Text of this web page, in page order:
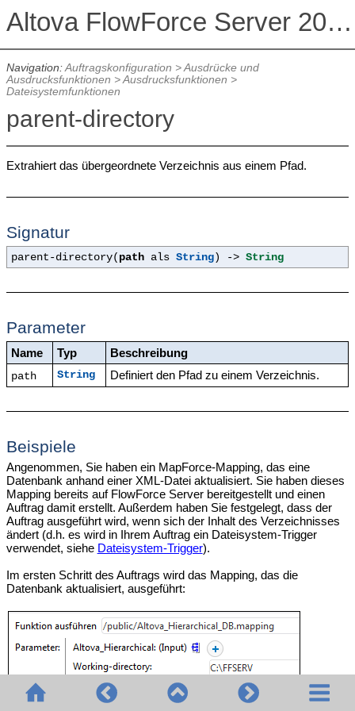
Altova FlowForce Server 2026 Advanced Edition
Navigation:Auftragskonfiguration >Ausdrücke und
Ausdrucksfunktionen >Ausdrucksfunktionen >
Dateisystemfunktionen
parent-directory
Extrahiert das übergeordnete Verzeichnis aus einem Pfad.
Signatur
parent-directory( path alsString) ->String
Parameter
Name Typ Beschreibung
path String Definiert den Pfad zu einem Verzeichnis.
Beispiele
Angenommen, Sie haben ein MapForce-Mapping, das eine
Datenbank anhand einer XML-Datei aktualisiert. Sie haben dieses
Mapping bereits auf FlowForce Server bereitgestellt und einen
Auftrag damit erstellt. Außerdem haben Sie festgelegt, dass der
Auftrag ausgeführt wird, wenn sich der Inhalt des Verzeichnisses
ändert (d.h. es wird in Ihrem Auftrag ein Dateisystem-Trigger
verwendet, siehe Dateisystem-Trigger).
Im ersten Schritt des Auftrags wird das Mapping, das die
Datenbank aktualisiert, ausgeführt: